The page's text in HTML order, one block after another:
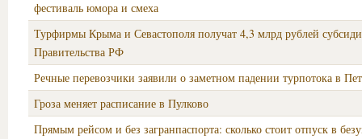
фестиваль юмора и смеха
Турфирмы Крыма и Севастополя получат 4,3 млрд рублей
Правительства РФ
Речные перевозчики заявили о заметном падении турпотока в
Гроза меняет расписание в Пулково
Прямым рейсом и без загранпаспорта: сколько стоит отпуск в